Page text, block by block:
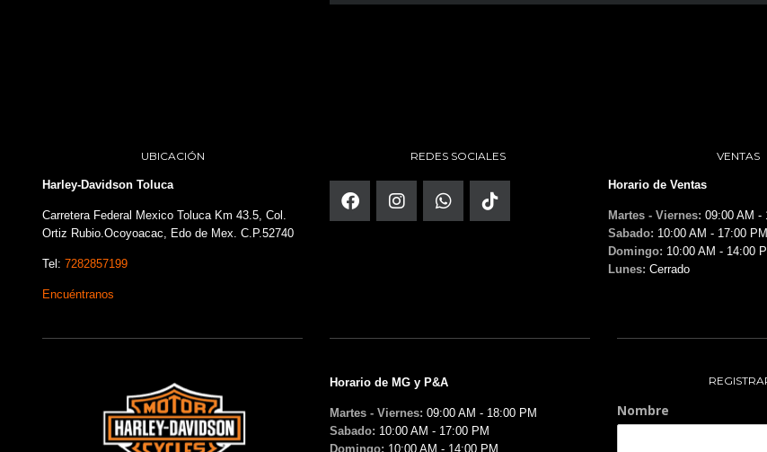
UBICACIÓN
Harley-Davidson Toluca
Carretera Federal Mexico Toluca Km 43.5, Col.
Ortiz Rubio.Ocoyoacac, Edo de Mex. C.P.52740
Tel: 7282857199
Encuéntranos
REDES SOCIALES VENTAS
Horario de Ventas
Martes - Viernes: 09:00 AM -
Sabado: 10:00 AM - 17:00 PM
Domingo: 10:00 AM - 14:00
Lunes: Cerrado
Horario de MG y P&A
Martes - Viernes: 09:00 AM - 18:00 PM
Sabado: 10:00 AM - 17:00 PM
Domingo: 10:00 AM - 14:00 PM
Nombre